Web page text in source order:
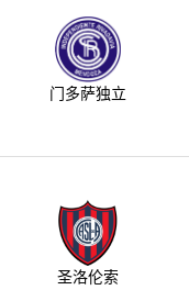
门多萨独立
圣洛伦索